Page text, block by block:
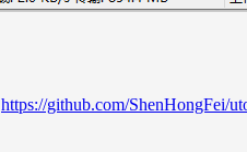
https://github.com/ShenHongFei/